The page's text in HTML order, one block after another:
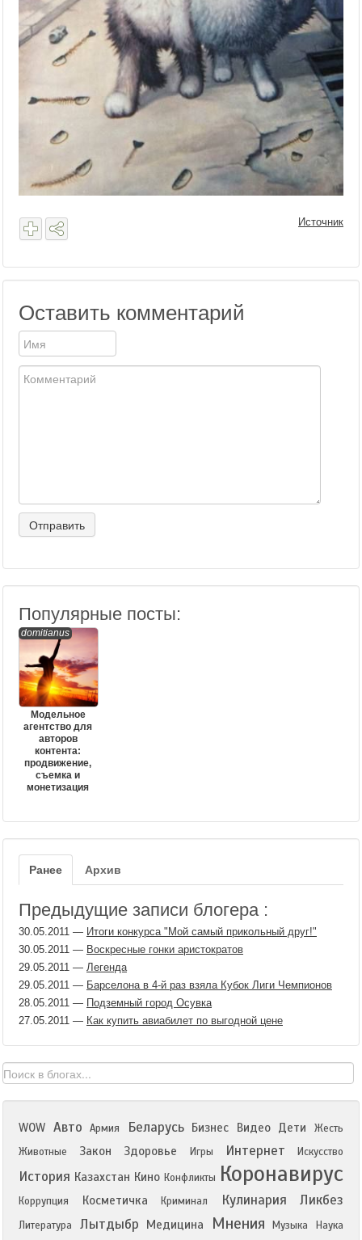
Источник
Оставить комментарий
Популярные посты:
domitianus
Модельное
агентство для
авторов
контента:
продвижение,
съемка и
монетизация
Ранее Архив
Предыдущие записи блогера :
30.05.2011 — Итоги конкурса "Мой самый прикольный друг!"
30.05.2011 — Воскресные гонки аристократов
29.05.2011 — Легенда
29.05.2011 — Барселона в 4-й раз взяла Кубок Лиги Чемпионов
28.05.2011 — Подземный город Осувка
27.05.2011 — Как купить авиабилет по выгодной цене
WOW Авто Армия Беларусь Бизнес Видео Дети
Жесть
Животные
Закон Здоровье Игры Интернет Искусство
История Казахстан Кино Конфликты Коронавирус
Коррупция Косметичка Криминал Кулинария Ликбез
Литература Лытдыбр Медицина Мнения Музыка Наука